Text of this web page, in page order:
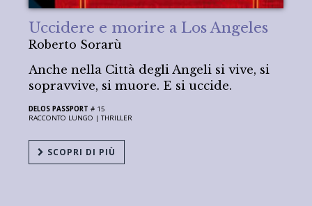
Uccidere e morire a Los Angeles
Roberto Sorarù
Anche nella Città degli Angeli si vive, si
sopravvive, si muore. E si uccide.
DELOS PASSPORT # 15
RACCONTO LUNGO |THRILLER
SCOPRI DI PIÙ